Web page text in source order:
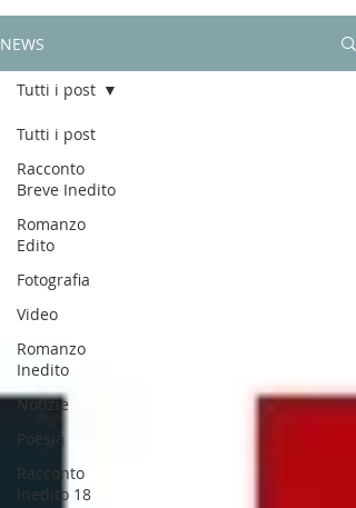
NEWS
Tutti i post
Racconto
Breve Inedito
Romanzo
Edito
Fotografia
Video
Romanzo
Inedito
Notizie
Poesia
Racconto
Inedito 18
Tutti i post